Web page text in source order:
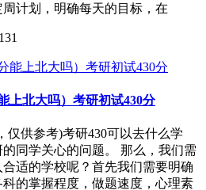
计划，明确每天的目标，在
131
上北大吗）考研初试430分
仅供参考)考研430可以去什么学
同学关心的问题。 那么，我们需
适的学校呢？首先我们需要明确
的掌握程度，做题速度，心理素